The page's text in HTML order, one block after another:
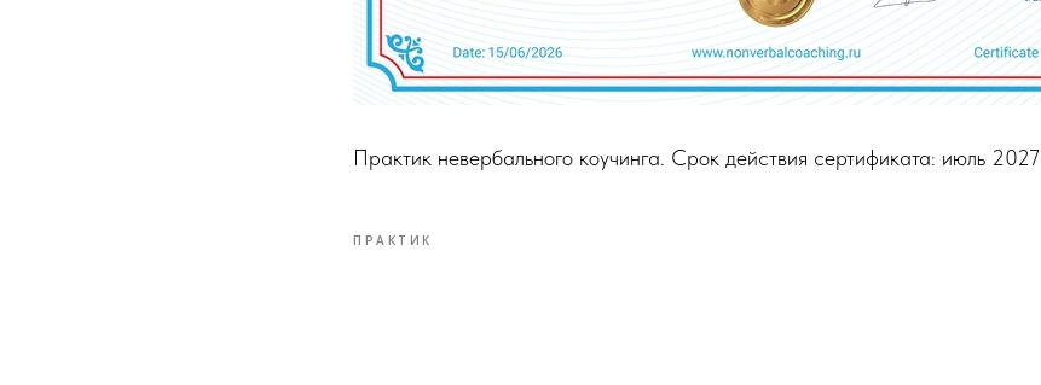
Практик невербального коучинга. Срок действия сертификата: июль 2027
ПРАКТИК